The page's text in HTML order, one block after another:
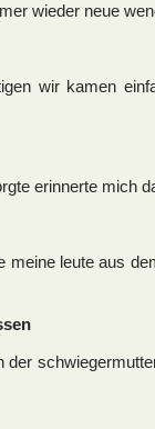
wieder neue
wir kamen
erinnerte mich
meine leute aus
der